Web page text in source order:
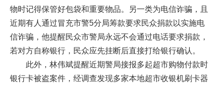
物时记得保管好包袋和重要物品。另一类为电信诈骗，且
近期有人通过冒充市警5分局筹款要求民众捐款以实施电
信诈骗，他提醒民众市警局永远不会通过电话要求捐款，
若对方自称银行，民众应先挂断后直接打给银行确认。
此外，林伟斌提醒近期警局接报多起超市购物付款时
银行卡被盗案件，经调查发现多家本地超市收银机刷卡器